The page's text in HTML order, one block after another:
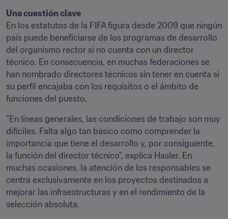
Una cuestión clave
En los estatutos de la FIFA figura desde 2009 que ningún
país puede beneficiarse de los programas de desarrollo
del organismo rector si no cuenta con un director
técnico. En consecuencia, en muchas federaciones se
han nombrado directores técnicos sin tener en cuenta si
su perfil encajaba con los requisitos o el ámbito de
funciones del puesto.
"En líneas generales, las condiciones de trabajo son muy
difíciles. Falta algo tan básico como comprender la
importancia que tiene el desarrollo y, por consiguiente,
la función del director técnico", explica Hasler. En
muchas ocasiones, la atención de los responsables se
centra exclusivamente en los proyectos destinados a
mejorar las infraestructuras y en el rendimiento de la
selección absoluta.